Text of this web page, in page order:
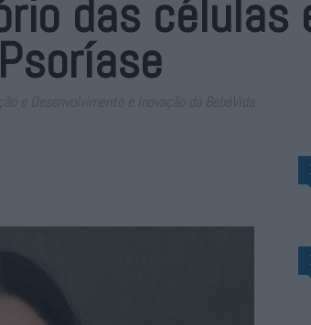
das células
e Desenvolvimento e Inovação da BebéVida